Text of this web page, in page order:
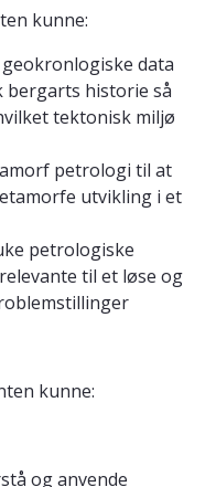
kunne:
data
bergarts historie så
tektonisk miljø
petrologi til at
utvikling i et
petrologiske
til et løse og
kunne:
og anvende